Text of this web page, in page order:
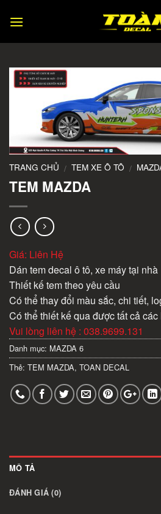
TRANG CHỦ / TEM XE Ô TÔ /
TEM MAZDA
Giá: Liên Hệ
Dán tem decal ô tô, xe máy tại nhà
Thiết kế tem theo yêu cầu
Có thể thay đổi màu sắc, chi tiết,
Có thể thiết kế qua được tất cả các
Vui lòng liên hệ : 038.9699.131
Danh mục: MAZDA 6
Thẻ: TEM MAZDA, TOAN DECAL
MÔ TẢ
ĐÁNH GIÁ (0)